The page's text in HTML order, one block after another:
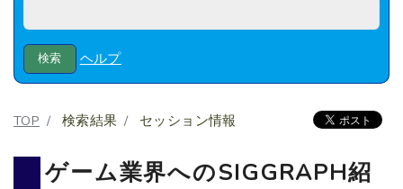
ヘルプ
TOP 検索結果 セッション情報
ゲーム業界へのSIGGRAPH紹